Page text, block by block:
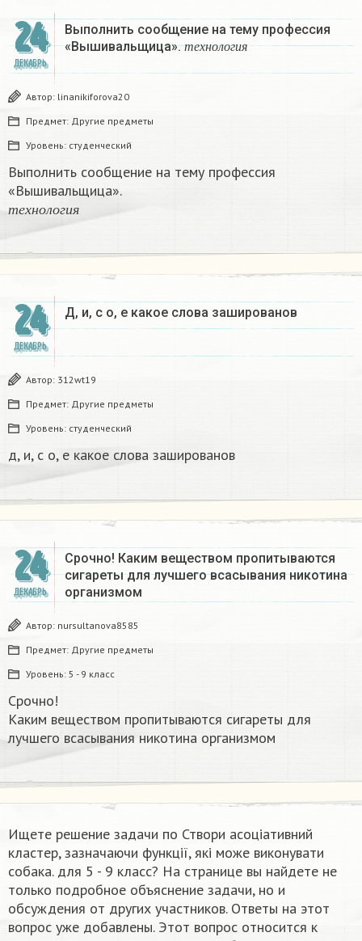
24
ДЕКАБРЬ
Выполнить сообщение на тему профессия
«Вышивальщица».т е хн ол о гия
я
Автор: linanikiforova20
Предмет: Другие предметы
Уровень: студенческий
Выполнить сообщение на тему профессия
«Вышивальщица».
т ехн ол о г ия
технология
24
ДЕКАБРЬ
Д, и, с о, е какое слова зашированов
Автор: 312wt19
Предмет: Другие предметы
Уровень: студенческий
д, и, с о, е какое слова зашированов
24
ДЕКАБРЬ
Срочно! Каким веществом пропитываются
сигареты для лучшего всасывания никотина
организмом​
Автор: nursultanova8585
Предмет: Другие предметы
Уровень: 5 - 9 класс
Срочно!
Каким веществом пропитываются сигареты для
лучшего всасывания никотина организмом​
Ищете решение задачи по Створи асоціативний
кластер, зазначаючи функції, які може виконувати
собака. для 5 - 9 класс? На странице вы найдете не
только подробное объяснение задачи, но и
обсуждения от других участников. Ответы на этот
вопрос уже добавлены. Этот вопрос относится к